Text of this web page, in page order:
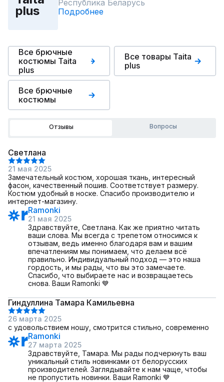
plus
Республика Беларусь
Подробнее
Все брючные
костюмы Taita
plus
Все товары Taita
plus
Все брючные
костюмы
Отзывы Вопросы
Светлана
21 мая 2025
Замечательный костюм, хорошая ткань, интересный
фасон, качественный пошив. Соответствует размеру.
Костюм удобный в носке. Спасибо производителю и
интернет-магазину.
Ramonki
21 мая 2025
Здравствуйте, Светлана. Как же приятно читать
ваши слова. Мы всегда с трепетом относимся к
отзывам, ведь именно благодаря вам и вашим
впечатлениям мы понимаем, что делаем всё
правильно. Индивидуальный подход — это наша
гордость, и мы рады, что вы это замечаете.
Спасибо, что выбираете нас и возвращаетесь
снова. Ваши Ramonki 💙
Гиндуллина Тамара Камильевна
26 марта 2025
с удовольствием ношу, смотрится стильно, современно
Ramonki
27 марта 2025
Здравствуйте, Тамара. Мы рады подчеркнуть ваш
уникальный стиль новинками от белорусских
производителей. Заглядывайте к нам чаще, чтобы
не пропустить новинки. Ваши Ramonki 💙